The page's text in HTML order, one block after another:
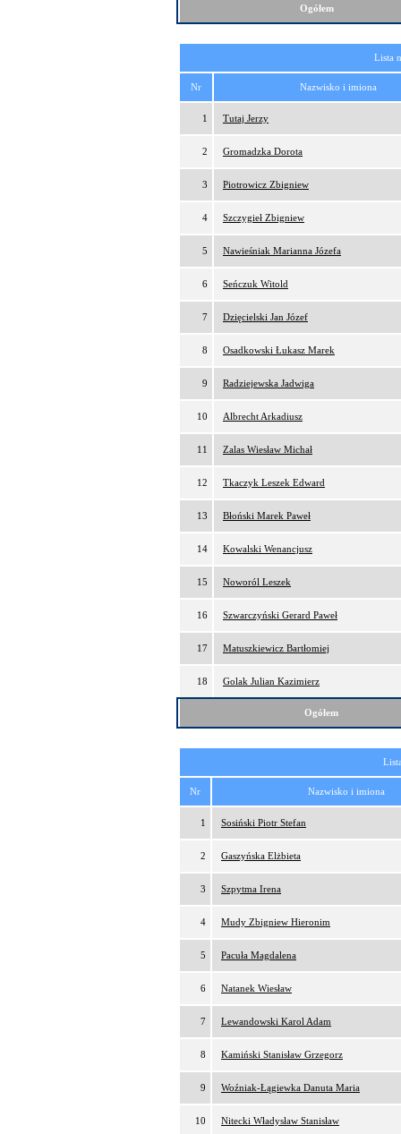
Ogółem
Lista
Nr Nazwisko i imiona
1 Tutaj Jerzy
2 Gromadzka Dorota
3 Piotrowicz Zbigniew
4 Szczygieł Zbigniew
5 Nawieśniak Marianna Józefa
6 Seńczuk Witold
7 Dzięcielski Jan Józef
8 Osadkowski Łukasz Marek
9 Radziejewska Jadwiga
10 Albrecht Arkadiusz
11 Zalas Wiesław Michał
12 Tkaczyk Leszek Edward
13 Błoński Marek Paweł
14 Kowalski Wenancjusz
15 Noworól Leszek
16 Szwarczyński Gerard Paweł
17 Matuszkiewicz Bartłomiej
18 Golak Julian Kazimierz
Ogółem
Nr Nazwisko i imiona
1 Sosiński Piotr Stefan
2 Gaszyńska Elżbieta
3 Szpytma Irena
4 Mudy Zbigniew Hieronim
5 Pacuła Magdalena
6 Natanek Wiesław
7 Lewandowski Karol Adam
8 Kamiński Stanisław Grzegorz
9 Woźniak-Łągiewka Danuta Maria
10 Nitecki Władysław Stanisław